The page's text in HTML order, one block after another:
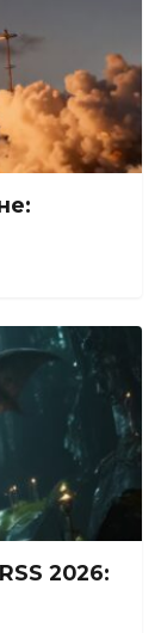
2026: